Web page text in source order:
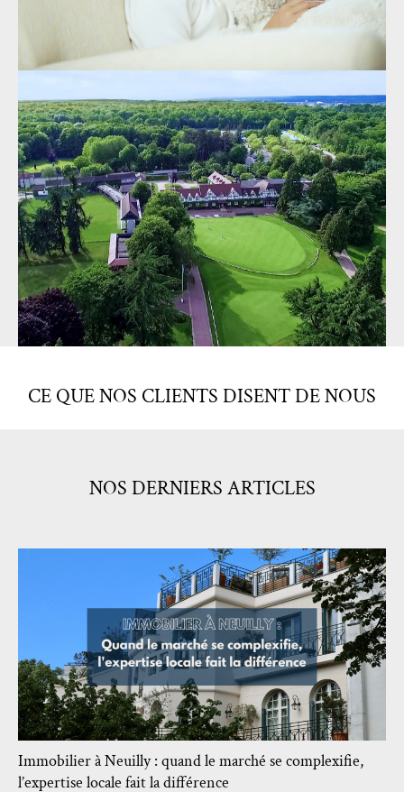
CE QUE NOS CLIENTS DISENT DE NOUS
NOS DERNIERS ARTICLES
Immobilier à Neuilly : quand le marché se complexifie,
l’expertise locale fait la différence